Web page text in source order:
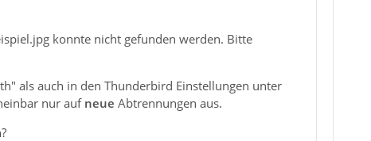
konnte nicht gefunden werden. Bitte
als auch in den Thunderbird Einstellungen unter
nur auf neue Abtrennungen aus.